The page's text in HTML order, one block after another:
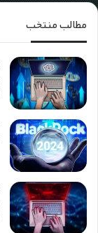
مطالب منتخب